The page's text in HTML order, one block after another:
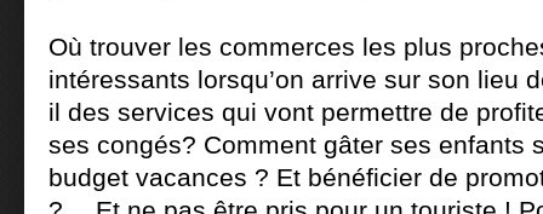
Où trouver les commerces les plus
intéressants lorsqu’on arrive sur son lieu
il des services qui vont permettre de
ses congés? Comment gâter ses enfants
budget vacances ? Et bénéficier de